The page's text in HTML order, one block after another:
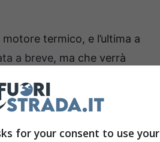
termico, e l’ultima a
a breve, ma che verrà
ci sta per regalare un
di agosto. Nel frattempo,
dalla casa italiana in
che ha pochi eguali
for your consent to use your